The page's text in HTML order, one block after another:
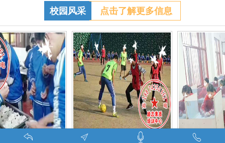
校园风采 点击了解更多信息